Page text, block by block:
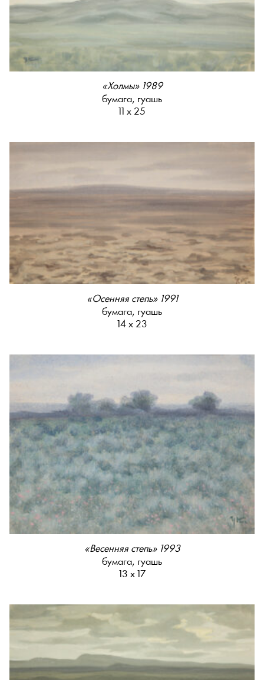
«Холмы» 1989
бумага, гуашь
11 х 25
«Осенняя степь» 1991
бумага, гуашь
14 х 23
«Весенняя степь» 1993
бумага, гуашь
13 х 17